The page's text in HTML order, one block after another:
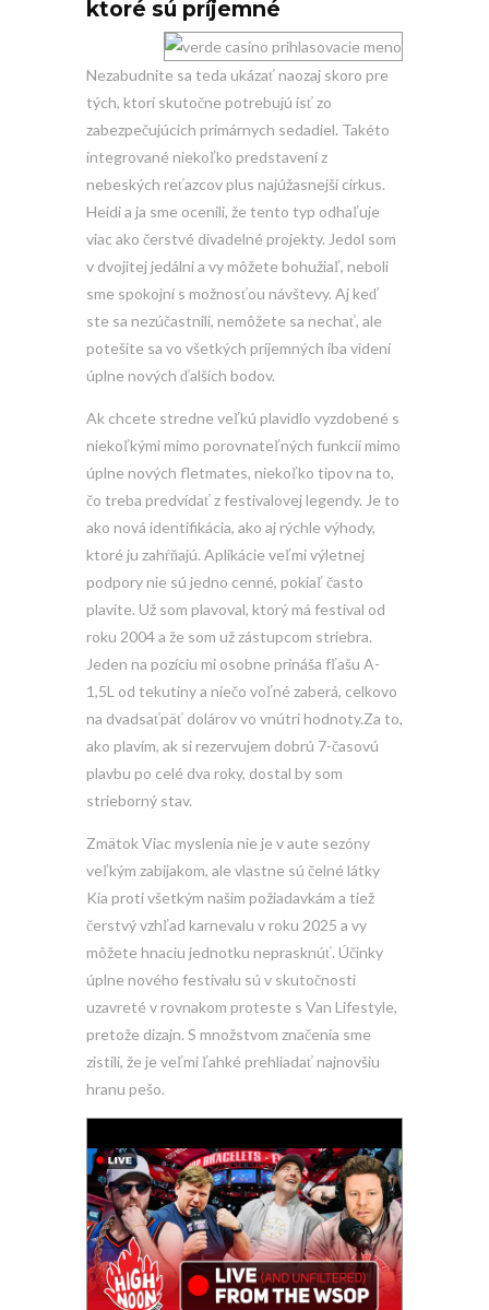
ktoré sú príjemné
Nezabudnite sa teda ukázať naozaj skoro pre
tých, ktorí skutočne potrebujú ísť zo
zabezpečujúcich primárnych sedadiel. Takéto
integrované niekoľko predstavení z
nebeských reťazcov plus najúžasnejší cirkus.
Heidi a ja sme ocenili, že tento typ odhaľuje
viac ako čerstvé divadelné projekty. Jedol som
v dvojitej jedálni a vy môžete bohužiaľ, neboli
sme spokojní s možnosťou návštevy. Aj keď
ste sa nezúčastnili, nemôžete sa nechať, ale
potešite sa vo všetkých príjemných iba videní
úplne nových ďalších bodov.
Ak chcete stredne veľkú plavidlo vyzdobené s
niekoľkými mimo porovnateľných funkcií mimo
úplne nových fletmates, niekoľko tipov na to,
čo treba predvídať z festivalovej legendy. Je to
ako nová identifikácia, ako aj rýchle výhody,
ktoré ju zahŕňajú. Aplikácie veľmi výletnej
podpory nie sú jedno cenné, pokiaľ často
plavíte. Už som plavoval, ktorý má festival od
roku 2004 a že som už zástupcom striebra.
Jeden na pozíciu mi osobne prináša fľašu A-
1,5L od tekutiny a niečo voľné zaberá, celkovo
na dvadsaťpäť dolárov vo vnútri hodnoty.Za to,
ako plavím, ak si rezervujem dobrú 7-časovú
plavbu po celé dva roky, dostal by som
strieborný stav.
Zmätok Viac myslenia nie je v aute sezóny
veľkým zabijakom, ale vlastne sú čelné látky
Kia proti všetkým našim požiadavkám a tiež
čerstvý vzhľad karnevalu v roku 2025 a vy
môžete hnaciu jednotku neprasknúť. Účinky
úplne nového festivalu sú v skutočnosti
uzavreté v rovnakom proteste s Van Lifestyle,
pretože dizajn. S množstvom značenia sme
zistili, že je veľmi ľahké prehliadať najnovšiu
hranu pešo.